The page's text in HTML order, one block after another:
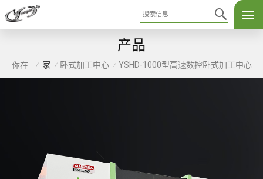
产品
你在 : / 家 / 卧式加工中心 / YSHD-1000型高速数控卧式加工中心